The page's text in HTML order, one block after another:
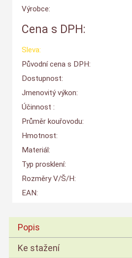
Výrobce:
Cena s DPH:
Sleva:
Původní cena s DPH:
Dostupnost:
Jmenovitý výkon:
Účinnost :
Průměr kouřovodu:
Hmotnost:
Materiál:
Typ prosklení:
Rozměry V/Š/H:
EAN:
Popis
Ke stažení